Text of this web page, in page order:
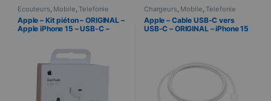
Écouteurs, Mobile,Telefonie
Apple – Kit piéton – ORIGINAL –
Apple iPhone 15 – USB-C –
Chargeurs, Mobile,Telefonie
Apple – Cable USB-C vers
USB-C – ORIGINAL – iPhone 15